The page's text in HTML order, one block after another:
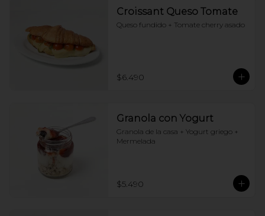
Croissant Queso Tomate
Queso fundido + Tomate cherry asado
$6.490
Granola con Yogurt
Granola de la casa + Yogurt griego +
Mermelada
$5.490